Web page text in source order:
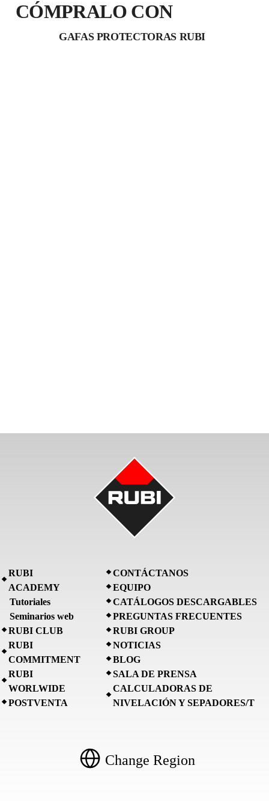
CÓMPRALO CON
GAFAS PROTECTORAS RUBI
RUBI
ACADEMY
Tutoriales
Seminarios web
RUBI CLUB
RUBI
COMMITMENT
RUBI
WORLWIDE
POSTVENTA
CONTÁCTANOS
EQUIPO
CATÁLOGOS DESCARGABLES
PREGUNTAS FRECUENTES
RUBI GROUP
NOTICIAS
BLOG
SALA DE PRENSA
CALCULADORAS DE
NIVELACIÓN Y SEPADORES/T
Change Region